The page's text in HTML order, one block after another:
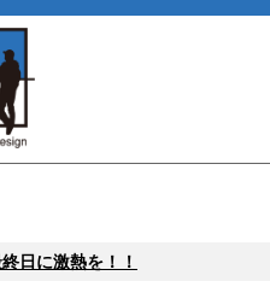
日に激熱を！！